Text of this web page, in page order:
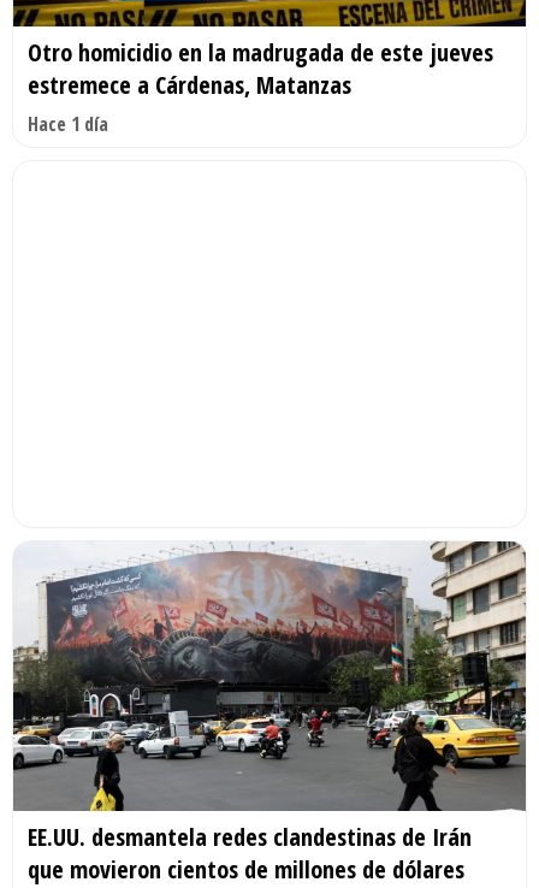
Otro homicidio en la madrugada de este jueves
estremece a Cárdenas, Matanzas
Hace 1 día
EE.UU. desmantela redes clandestinas de Irán
que movieron cientos de millones de dólares